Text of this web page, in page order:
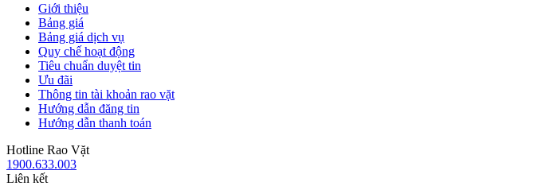
Giới thiệu
Bảng giá
Bảng giá dịch vụ
Quy chế hoạt động
Tiêu chuẩn duyệt tin
Ưu đãi
Thông tin tài khoản rao vặt
Hướng dẫn đăng tin
Hướng dẫn thanh toán
Hotline Rao Vặt
1900.633.003
Liên kết